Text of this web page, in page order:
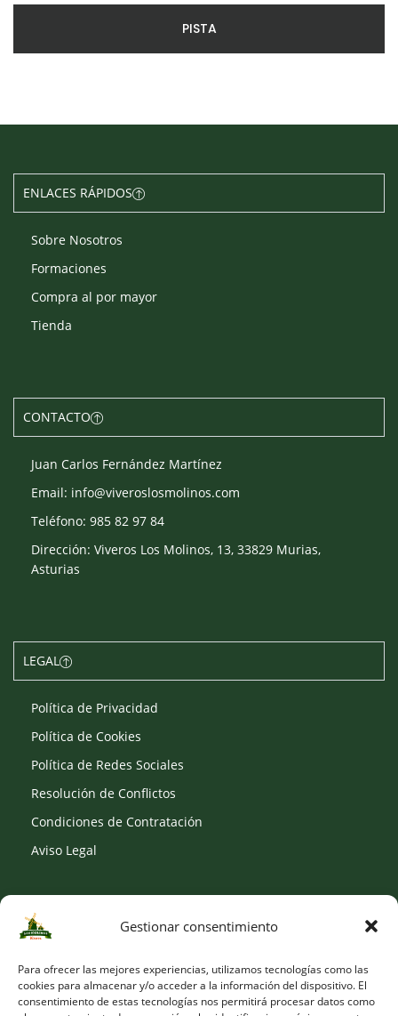
Gestionar consentimiento
Para ofrecer las mejores experiencias, utilizamos tecnologías como las
cookies para almacenar y/o acceder a la información del dispositivo. El
consentimiento de estas tecnologías nos permitirá procesar datos como
PISTA
ENLACES RÁPIDOS
Sobre Nosotros
Formaciones
Compra al por mayor
Tienda
CONTACTO
Juan Carlos Fernández Martínez
Email: info@viveroslosmolinos.com
Teléfono: 985 82 97 84
Dirección: Viveros Los Molinos, 13, 33829 Murias,
Asturias
LEGAL
Política de Privacidad
Política de Cookies
Política de Redes Sociales
Resolución de Conflictos
Condiciones de Contratación
Aviso Legal
SOCIAL